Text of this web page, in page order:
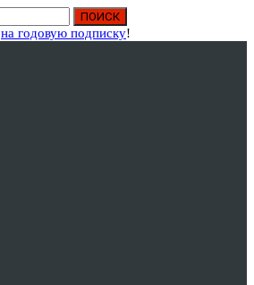
на годовую подписку!